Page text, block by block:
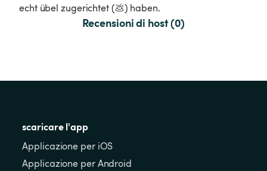
echt übel zugerichtet (💩) haben.
Recensioni di host (0)
scaricare l'app
Applicazione per iOS
Applicazione per Android